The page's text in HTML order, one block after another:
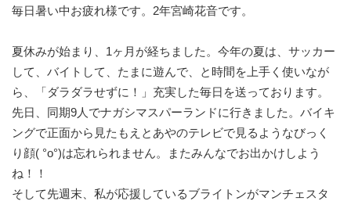
毎日暑い中お疲れ様です。2年宮崎花音です。
夏休みが始まり、1ヶ月が経ちました。今年の夏は、サッカー
して、バイトして、たまに遊んで、と時間を上手く使いなが
ら、「ダラダラせずに！」充実した毎日を送っております。
先日、同期9人でナガシマスパーランドに行きました。バイキ
ングで正面から見たもえとあやのテレビで見るようなびっく
り顔( °o°)は忘れられません。またみんなでお出かけしよう
ね！！
そして先週末、私が応援しているブライトンがマンチェスタ